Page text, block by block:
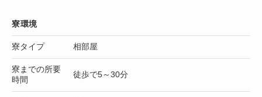
寮環境
寮タイプ 相部屋
寮までの所要
時間
徒歩で5～30分